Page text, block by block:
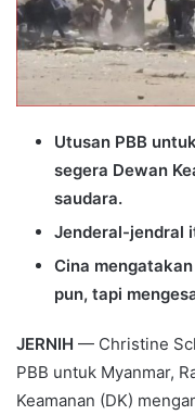
Utusan PBB
segera Dewan
saudara.
Jenderal-jendral
Cina
pun, tapi
JERNIH — Christine
PBB untuk Myanmar,
Keamanan (DK)